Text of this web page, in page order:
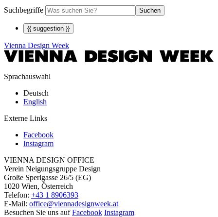
Suchbegriffe Suchen
{{ suggestion }}
Vienna Design Week
Sprachauswahl
Deutsch
English
Externe Links
Facebook
Instagram
VIENNA DESIGN OFFICE
Verein Neigungsgruppe Design
Große Sperlgasse 26/5 (EG)
1020 Wien, Österreich
Telefon: +43 1 8906393
E-Mail: office@viennadesignweek.at
Besuchen Sie uns aufFacebook Instagram